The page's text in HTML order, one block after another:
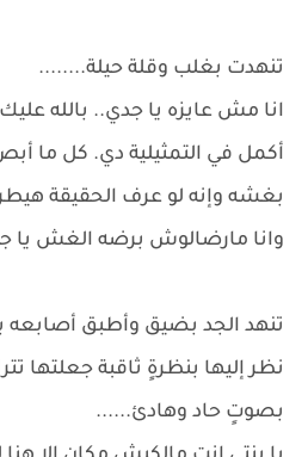
تنهدت بغلب وقلة حيلة........
انا مش عايزه يا جدي.. بالله
أكمل في التمثيلية دي. كل ما
بغشه وإنه لو عرف الحقيقة
وانا مارضالوش برضه الغش يا
تنهد الجد بضيق وأطبق أصابعه
نظر إليها بنظرةٍ ثاقبة جعلتها
بصوتٍ حاد وهادئ......